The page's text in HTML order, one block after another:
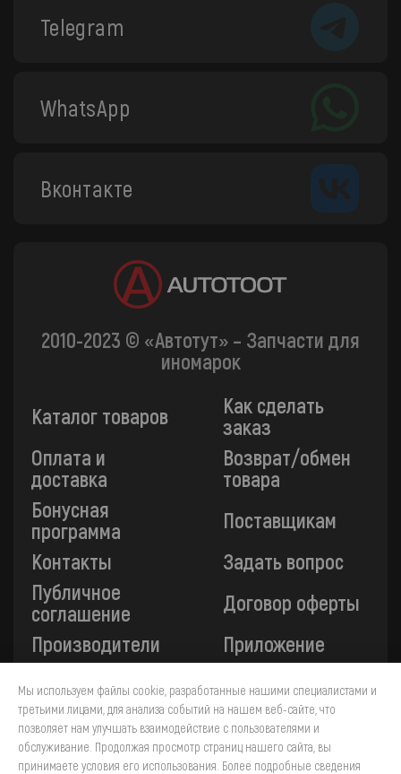
Telegram
WhatsApp
Вконтакте
2010-2023 © «Автотут» – Запчасти для
иномарок
Каталог товаров
Как сделать
заказ
Оплата и
доставка
Возврат/обмен
товара
Бонусная
программа
Поставщикам
Контакты
Задать вопрос
Публичное
соглашение
Договор оферты
Производители
Приложение
Все платежи на сайте защищены технологией 3-D
Secure. Прием платежей осуществляется через ПАО
«Сбербанк».
Мы используем файлы cookie, разработанные нашими специалистами и
третьими лицами, для анализа событий на нашем веб-сайте, что
позволяет нам улучшать взаимодействие с пользователями и
обслуживание. Продолжая просмотр страниц нашего сайта, вы
принимаете условия его использования. Более подробные сведения